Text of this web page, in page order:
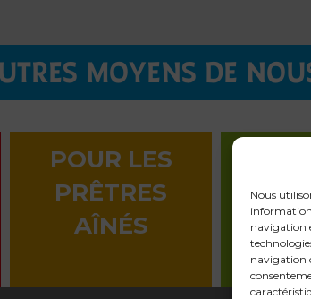
Nous
navigation
navigation
MOYENS DE
POUR LES
PRÊTRES
AÎNÉS
LA
EN